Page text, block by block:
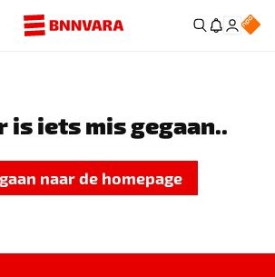
is iets mis gegaan..
naar de homepage